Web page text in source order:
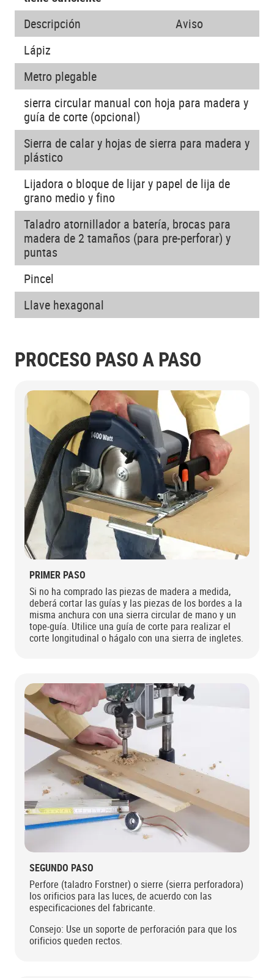
Descripción
Aviso
Lápiz
Metro plegable
sierra circular manual con hoja para madera y
guía de corte (opcional)
Sierra de calar y hojas de sierra para madera y
plástico
Lijadora o bloque de lijar y papel de lija de
grano medio y fino
Taladro atornillador a batería, brocas para
madera de 2 tamaños (para pre-perforar) y
puntas
Pincel
Llave hexagonal
PROCESO PASO A PASO
PRIMER PASO
Si no ha comprado las piezas de madera a medida,
deberá cortar las guías y las piezas de los bordes a la
misma anchura con una sierra circular de mano y un
tope-guía. Utilice una guía de corte para realizar el
corte longitudinal o hágalo con una sierra de ingletes.
SEGUNDO PASO
Perfore (taladro Forstner) o sierre (sierra perforadora)
los orificios para las luces, de acuerdo con las
especificaciones del fabricante.
Consejo: Use un soporte de perforación para que los
orificios queden rectos.